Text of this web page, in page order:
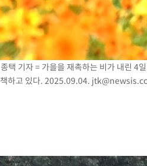
택 기자 = 가을을 재촉하는 비가 내린 4
하고 있다. 2025.09.04.